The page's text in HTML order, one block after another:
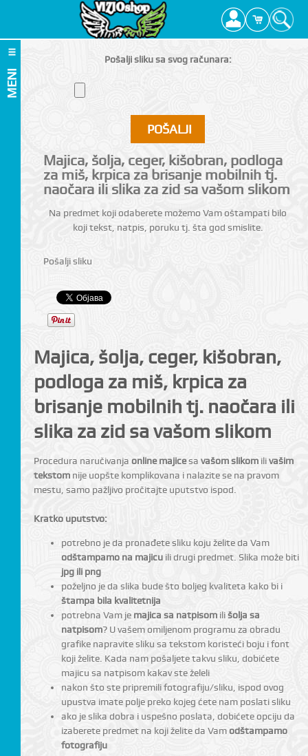
MENI
Pošalji sliku sa svog računara:
Majica, šolja, ceger, kišobran, podloga
za miš, krpica za brisanje mobilnih tj.
naočara ili slika za zid sa vašom slikom
Na predmet koji odaberete možemo Vam oštampati bilo
koji tekst, natpis, poruku tj. šta god smislite.
Pošalji sliku
Majica, šolja, ceger, kišobran,
podloga za miš, krpica za
brisanje mobilnih tj. naočara ili
slika za zid sa vašom slikom
Procedura naručivanja online majicesa vašom slikomilivašim
tekstomnije uopšte komplikovana i nalazite se na pravom
mestu, samo pažljivo pročitajte uputstvo ispod.
Kratko uputstvo:
potrebno je da pronađete sliku koju želite da Vam
odštampamo na majicuili drugi predmet. Slika može biti
jpg ili png
poželjno je da slika bude što boljeg kvaliteta kako bi i
štampa bila kvalitetnija
potrebna Vam je majica sa natpisomilišolja sa
natpisom? U vašem omiljenom programu za obradu
grafike napravite sliku sa tekstom koristeći boju i font
koji želite. Kada nam pošaljete takvu sliku, dobićete
majicu sa natpisom kakav ste želeli
nakon što ste pripremili fotografiju/sliku, ispod ovog
upustva imate polje preko kojeg ćete nam poslati sliku
ako je slika dobra i uspešno poslata, dobićete opciju da
izaberete predmet na koji želite da Vam odštampamo
fotografiju